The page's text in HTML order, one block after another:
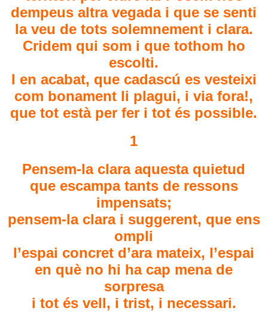
dempeus altra vegada i que se senti
la veu de tots solemnement i clara.
Cridem qui som i que tothom ho
escolti.
I en acabat, que cadascú es vesteixi
com bonament li plagui, i via fora!,
que tot està per fer i tot és possible.
1
Pensem-la clara aquesta quietud
que escampa tants de ressons
impensats;
pensem-la clara i suggerent, que ens
ompli
l’espai concret d’ara mateix, l’espai
en què no hi ha cap mena de
sorpresa
i tot és vell, i trist, i necessari.